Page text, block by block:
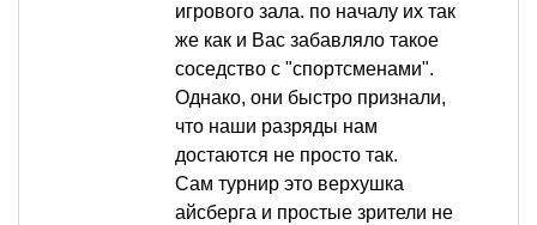
игрового зала. по началу их так
же как и Вас забавляло такое
соседство с "спортсменами".
Однако, они быстро признали,
что наши разряды нам
достаются не просто так.
Сам турнир это верхушка
айсберга и простые зрители не